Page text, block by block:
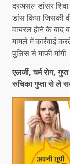
दरअसल डांसर
डांस किया जिसकी
वायरल होने के बाद
मामले में कार्रवाई
पुलिस से माफी मांगी
एलर्जी, चर्म रोग,
रुचिका गुप्ता से ले